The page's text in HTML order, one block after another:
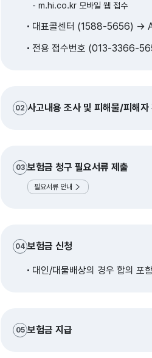
m.hi.co.kr 모바일 웹 접수
대표콜센터 (1588-5656) →
전용 접수번호 (013-3366-
02 사고내용 조사 및 피해물/피해자
03 보험금 청구 필요서류 제출
필요서류 안내
04 보험금 신청
대인/대물배상의 경우 합의 포
05 보험금 지급